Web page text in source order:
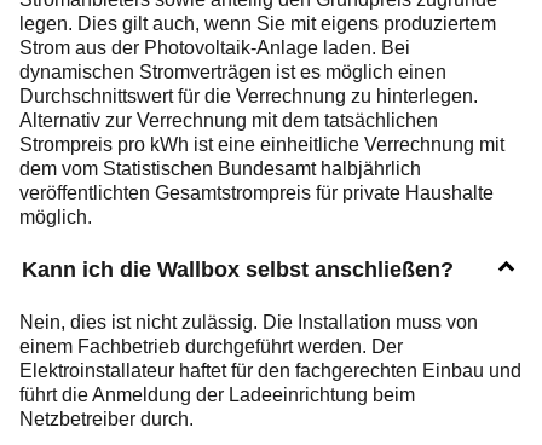
legen. Dies gilt auch, wenn Sie mit eigens produziertem
Strom aus der Photovoltaik-Anlage laden. Bei
dynamischen Stromverträgen ist es möglich einen
Durchschnittswert für die Verrechnung zu hinterlegen.
Alternativ zur Verrechnung mit dem tatsächlichen
Strompreis pro kWh ist eine einheitliche Verrechnung mit
dem vom Statistischen Bundesamt halbjährlich
veröffentlichten Gesamtstrompreis für private Haushalte
möglich.
Kann ich die Wallbox selbst anschließen?
Nein, dies ist nicht zulässig. Die Installation muss von
einem Fachbetrieb durchgeführt werden. Der
Elektroinstallateur haftet für den fachgerechten Einbau und
führt die Anmeldung der Ladeeinrichtung beim
Netzbetreiber durch.